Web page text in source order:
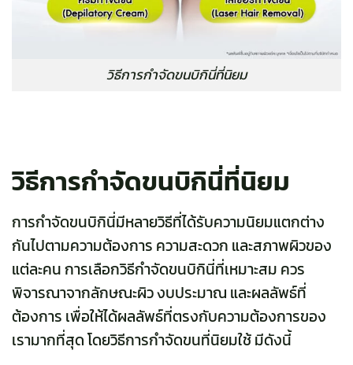
วิธีการกำจัดขนบิกินี่ที่นิยม
วิธีการกำจัดขนบิกินี่ที่นิยม
การกำจัดขนบิกินี่มีหลายวิธีที่ได้รับความนิยมแตกต่าง
กันไปตามความต้องการ ความสะดวก และสภาพผิวของ
แต่ละคน การเลือกวิธีกำจัดขนบิกินี่ที่เหมาะสม ควร
พิจารณาจากลักษณะผิว งบประมาณ และผลลัพธ์ที่
ต้องการ เพื่อให้ได้ผลลัพธ์ที่ตรงกับความต้องการของ
เรามากที่สุด โดยวิธีการกำจัดขนที่นิยมใช้ มีดังนี้